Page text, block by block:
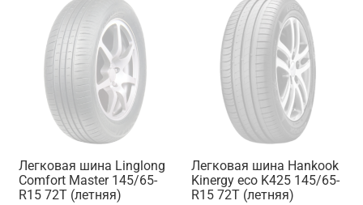
Легковая шина Linglong
Comfort Master 145/65-
R15 72T (летняя)
Легковая шина Hankook
Kinergy eco K425 145/65-
R15 72T (летняя)